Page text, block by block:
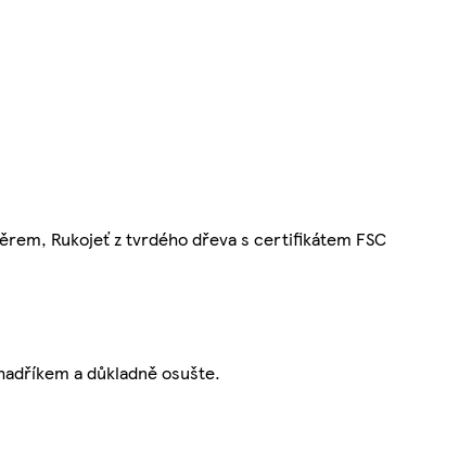
Rukojeť z tvrdého dřeva s certifikátem FSC
a důkladně osušte.